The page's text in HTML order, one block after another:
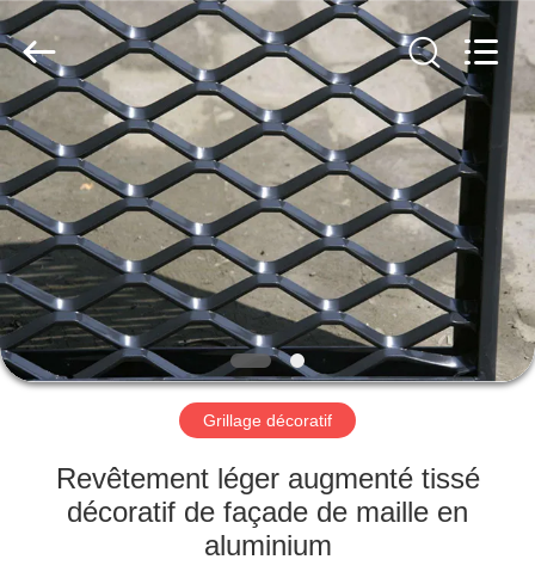
MAISON
PRODUITS
AU
SUJET
DE
NOUS
VISITE
D'USINE
Anping
Yuntong
Metal
Wire
Mesh
Co.,Ltd.
Rights
Reserved.
Grillage décoratif
Revêtement léger augmenté tissé
décoratif de façade de maille en
aluminium